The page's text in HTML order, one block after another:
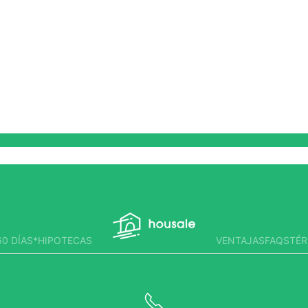
DÍAS*HIPOTECAS VENTAJASFAQS